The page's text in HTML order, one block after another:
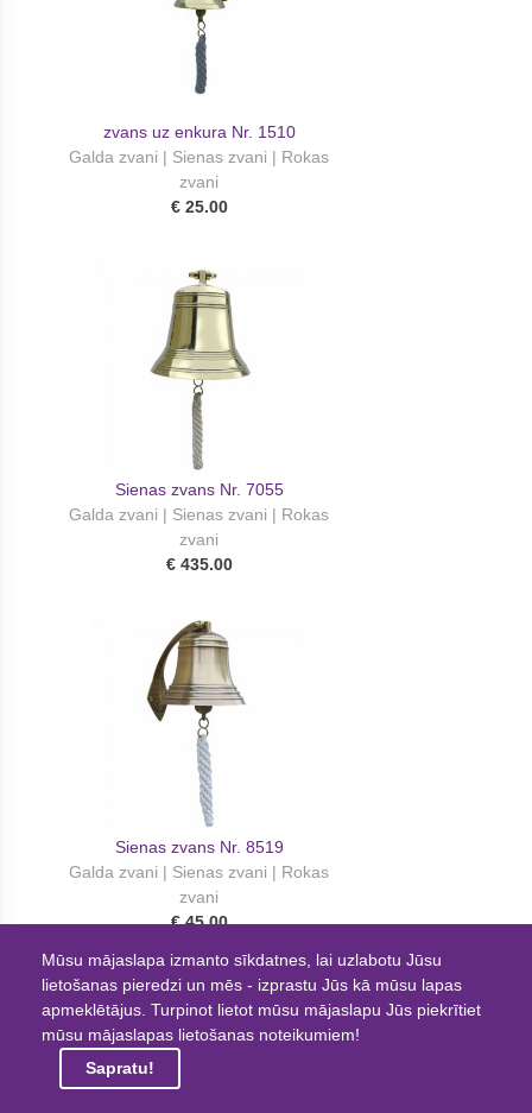
zvans uz enkura Nr. 1510
Galda zvani | Sienas zvani | Rokas
zvani
€ 25.00
Sienas zvans Nr. 7055
Galda zvani | Sienas zvani | Rokas
zvani
€ 435.00
Sienas zvans Nr. 8519
Galda zvani | Sienas zvani | Rokas
zvani
€ 45.00
Mūsu mājaslapa izmanto sīkdatnes, lai uzlabotu Jūsu
lietošanas pieredzi un mēs - izprastu Jūs kā mūsu lapas
apmeklētājus. Turpinot lietot mūsu mājaslapu Jūs piekrītiet
mūsu mājaslapas lietošanas noteikumiem!
Sapratu!